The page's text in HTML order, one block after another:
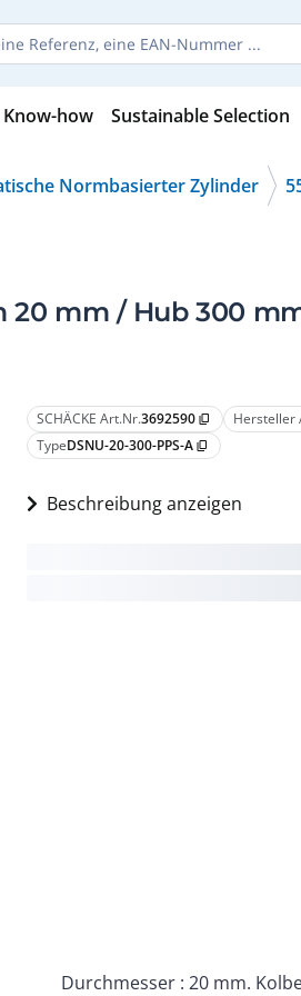
Know-how Sustainable Selection
Normbasierter Zylinder
20 mm / Hub 300
SCHÄCKE Art.Nr.3692590 content_copy Hersteller
TypeDSNU-20-300-PPS-A content_copy
Beschreibung anzeigen